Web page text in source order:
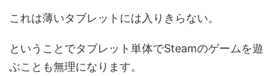
これは薄いタブレットには入りきらない。
ということでタブレット単体でSteamのゲームを遊
ぶことも無理になります。